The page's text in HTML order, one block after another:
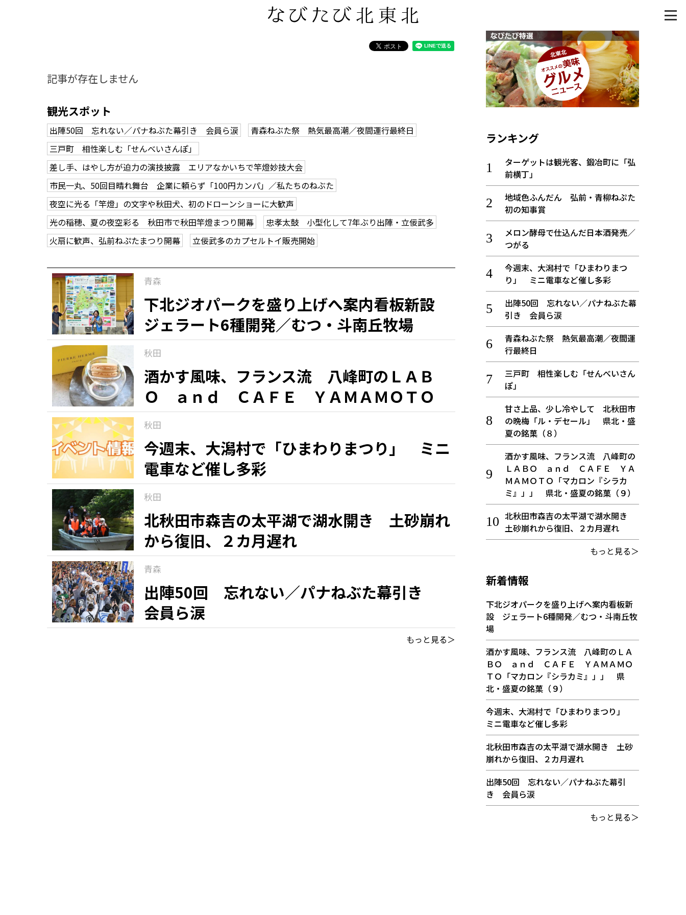
記事が存在しません
観光スポット
出陣50回 忘れない／パナねぶた幕引き 会員ら涙
青森ねぶた祭 熱気最高潮／夜間運行最終日
三戸町 相性楽しむ「せんべいさんぽ」
差し手、はやし方が迫力の演技披露 エリアなかいちで竿燈妙技大会
市民一丸、50回目晴れ舞台 企業に頼らず「100円カンパ」／私たちのねぶた
夜空に光る「竿燈」の文字や秋田犬、初のドローンショーに大歓声
光の稲穂、夏の夜空彩る 秋田市で秋田竿燈まつり開幕
忠孝太鼓 小型化して7年ぶり出陣・立佞武多
火扇に歓声、弘前ねぷたまつり開幕
立佞武多のカプセルトイ販売開始
青森
下北ジオパークを盛り上げへ案内看板新設
ジェラート6種開発／むつ・斗南丘牧場
秋田
酒かす風味、フランス流 八峰町のＬＡＢ
Ｏ ａｎｄ ＣＡＦＥ ＹＡＭＡＭＯＴＯ
「マカロン『シラカミ』」」 県北・盛夏の
銘菓（９）
秋田
今週末、大潟村で「ひまわりまつり」 ミニ
電車など催し多彩
秋田
北秋田市森吉の太平湖で湖水開き 土砂崩れ
から復旧、２カ月遅れ
青森
出陣50回 忘れない／パナねぶた幕引き
会員ら涙
もっと見る＞
ランキング
ターゲットは観光客、鍛冶町に「弘
前横丁」
地域色ふんだん 弘前・青柳ねぷた
初の知事賞
メロン酵母で仕込んだ日本酒発売／
つがる
今週末、大潟村で「ひまわりまつ
り」 ミニ電車など催し多彩
出陣50回 忘れない／パナねぶた幕
引き 会員ら涙
青森ねぶた祭 熱気最高潮／夜間運
行最終日
三戸町 相性楽しむ「せんべいさん
ぽ」
甘さ上品、少し冷やして 北秋田市
の晩梅「ル・デセール」 県北・盛
夏の銘菓（８）
酒かす風味、フランス流 八峰町の
ＬＡＢＯ ａｎｄ ＣＡＦＥ ＹＡ
ＭＡＭＯＴＯ「マカロン『シラカ
ミ』」」 県北・盛夏の銘菓（９）
北秋田市森吉の太平湖で湖水開き
土砂崩れから復旧、２カ月遅れ
もっと見る＞
新着情報
下北ジオパークを盛り上げへ案内看板新
設 ジェラート6種開発／むつ・斗南丘牧
場
酒かす風味、フランス流 八峰町のＬＡ
ＢＯ ａｎｄ ＣＡＦＥ ＹＡＭＡＭＯ
ＴＯ「マカロン『シラカミ』」」 県
北・盛夏の銘菓（９）
今週末、大潟村で「ひまわりまつり」
ミニ電車など催し多彩
北秋田市森吉の太平湖で湖水開き 土砂
崩れから復旧、２カ月遅れ
出陣50回 忘れない／パナねぶた幕引
き 会員ら涙
もっと見る＞
パワースポット
まつり・イベント
おみやげ・特産
アウトドア・レジャー
ご当地グルメ